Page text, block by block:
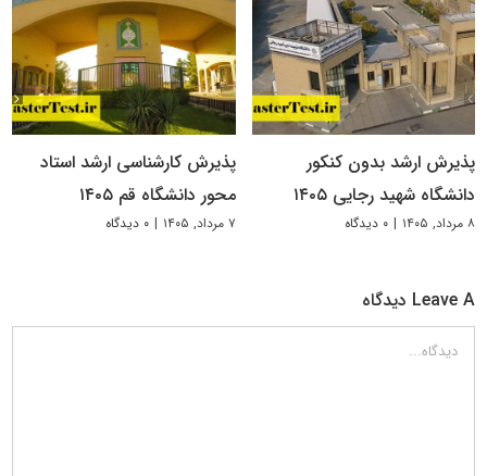
پذیرش ارشد بدون کنکور
دانشگاه شهید رجایی ۱۴۰۵
۸ مرداد, ۱۴۰۵ | ۰ دیدگاه
پذیرش کارشناسی ارشد استاد
محور دانشگاه قم ۱۴۰۵
۷ مرداد, ۱۴۰۵ | ۰ دیدگاه
Leave A دیدگاه
دیدگاه